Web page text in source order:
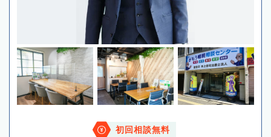
初回相談無料